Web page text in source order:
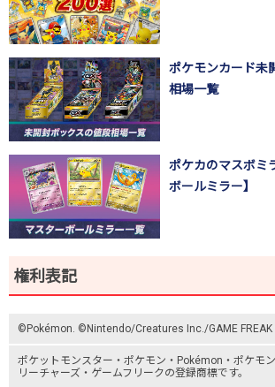
ポケモンカード未
相場一覧
ポケカのマスボミ
ボールミラー】
権利表記
©Pokémon. ©Nintendo/Creatures Inc./GAME FREAK
ポケットモンスター ・ポケモン・Pokémon・ ポケモ
リーチャーズ ・ ゲームフリークの登録商標です。